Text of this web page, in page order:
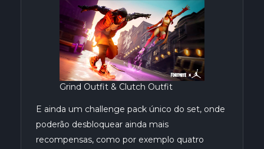
Grind Outfit & Clutch Outfit
E ainda um challenge pack único do set, onde
poderão desbloquear ainda mais
recompensas, como por exemplo quatro